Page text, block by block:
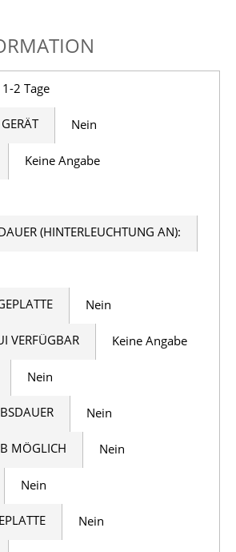
1-2 Tage
Nein
Keine Angabe
(HINTERLEUCHTUNG AN):
Nein
VERFÜGBAR Keine Angabe
Nein
Nein
MÖGLICH Nein
Nein
Nein